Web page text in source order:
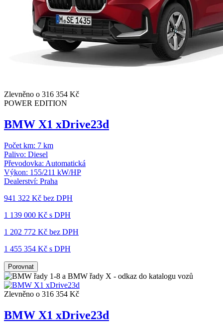
Zlevněno o 316 354 Kč
POWER EDITION
BMW X1 xDrive23d
Počet km: 7 km
Palivo: Diesel
Převodovka: Automatická
Výkon: 155/211 kW/HP
Dealerství: Praha
941 322 Kč bez DPH
1 139 000 Kč s DPH
1 202 772 Kč bez DPH
1 455 354 Kč s DPH
Porovnat
Zlevněno o 316 354 Kč
BMW X1 xDrive23d